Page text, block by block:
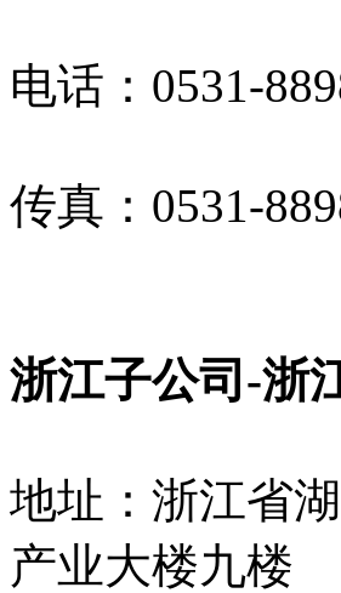
电话： 0531-
传真： 0531-
浙江子公司 -浙
地址：浙江省
产业大楼九楼